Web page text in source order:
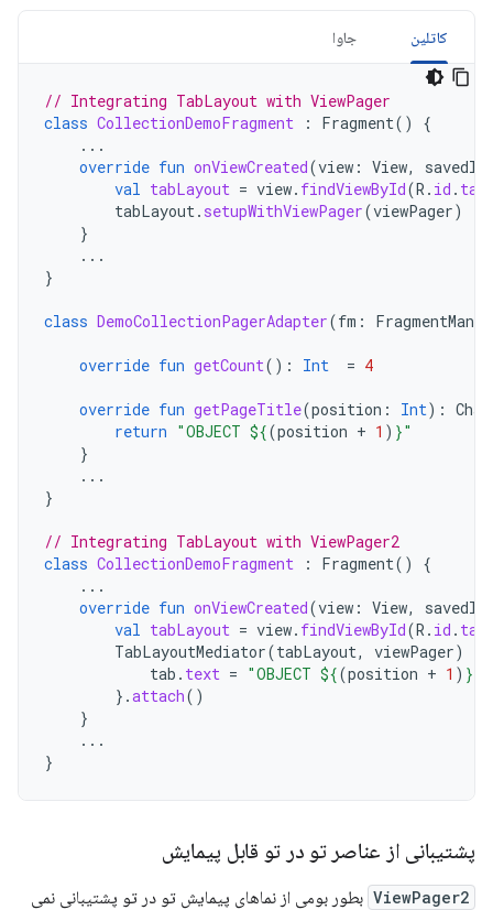
کاتلین جاوا
// Integrating TabLayout with ViewPager
class CollectionDemoFragment : Fragment()
{
...
override fun onViewCreated(view : View,
val tabLayout = view. findViewById(R . id .
tabLayout. setupWithViewPager(viewPager)
}
...
}
class DemoCollectionPagerAdapter(fm :
override fun getCount(): Int = 4
override fun getPageTitle(position : Int):
return "OBJECT ${(position + 1 ) }"
}
...
}
// Integrating TabLayout with ViewPager2
class CollectionDemoFragment : Fragment()
{
...
override fun onViewCreated(view : View,
val tabLayout = view. findViewById(R . id .
TabLayoutMediator(tabLayout, viewPager)
tab . text = "OBJECT ${(position + 1 ) }
}.attach()
}
...
}
پشتیبانی از عناصر تو در تو قابل پیمایش
ViewPager2 بطور بومی از نماهای پیمایش تو در تو پشتیبانی نمی